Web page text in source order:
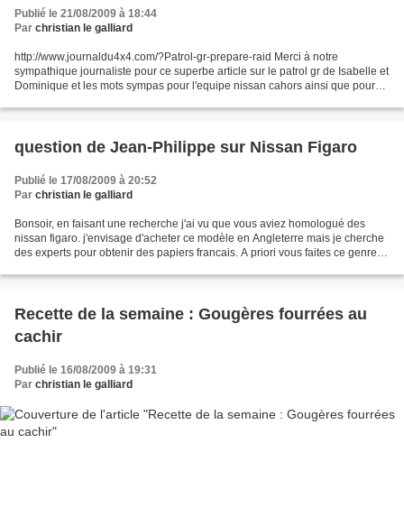
Publié le 21/08/2009 à 18:44
Par christian le galliard
http://www.journaldu4x4.com/?Patrol-gr-prepare-raid Merci à notre
sympathique journaliste pour ce superbe article sur le patrol gr de Isabelle et
Dominique et les mots sympas pour l'equipe nissan cahors ainsi que pour
question de Jean-Philippe sur Nissan Figaro
Publié le 17/08/2009 à 20:52
Par christian le galliard
Bonsoir, en faisant une recherche j'ai vu que vous aviez homologué des
nissan figaro. j'envisage d'acheter ce modèle en Angleterre mais je cherche
des experts pour obtenir des papiers francais. A priori vous faites ce genre
Recette de la semaine : Gougères fourrées au
cachir
Publié le 16/08/2009 à 19:31
Par christian le galliard